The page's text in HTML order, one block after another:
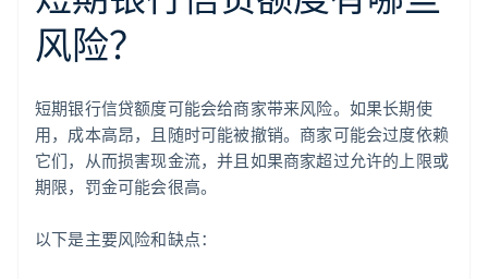
风险？
短期银行信贷额度可能会给商家带来风险。如果长期使
用，成本高昂，且随时可能被撤销。商家可能会过度依赖
它们，从而损害现金流，并且如果商家超过允许的上限或
期限，罚金可能会很高。
以下是主要风险和缺点：